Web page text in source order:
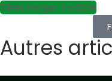
Télécharger l’article
Autres